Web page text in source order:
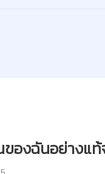
องฉันอย่างแท้